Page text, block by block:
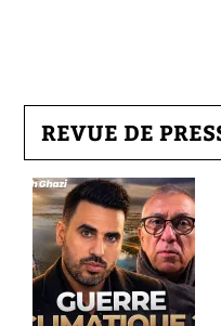
REVUE DE